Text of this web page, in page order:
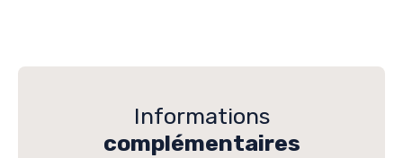
Informations
complémentaires